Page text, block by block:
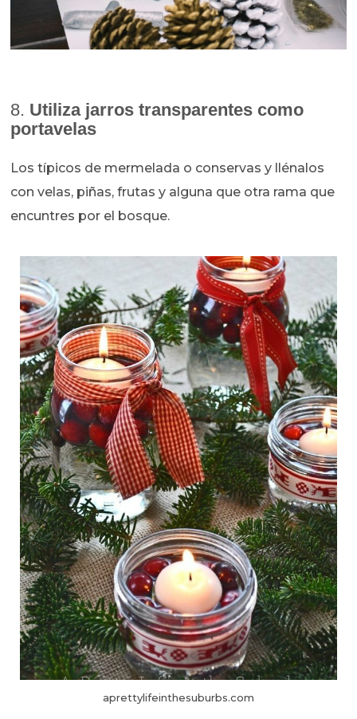
8. Utiliza jarros transparentes como
portavelas
Los típicos de mermelada o conservas y llénalos
con velas, piñas, frutas y alguna que otra rama que
encuntres por el bosque.
aprettylifeinthesuburbs.com